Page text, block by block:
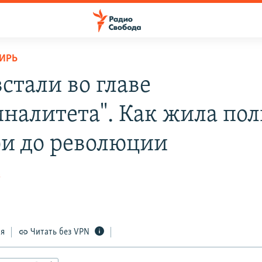
во главе
Как жила
до революции
Читать без VPN